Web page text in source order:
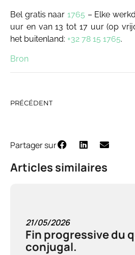
Bel gratis naar 1765 – Elke
uur en van 13 tot 17 uur (op
het buitenland: +32 78 15 1765.
Bron
PRÉCÉDENT
Partager sur
Articles similaires
21/05/2026
Fin progressive du
conjugal.